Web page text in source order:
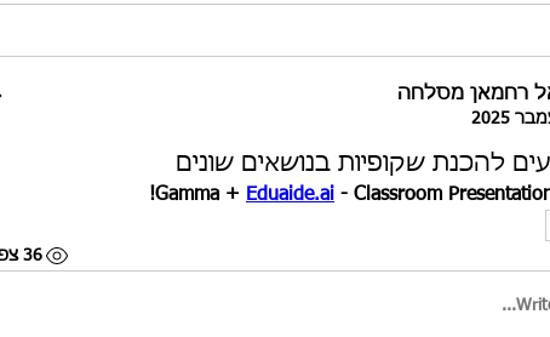
רחמאן מסלחה
להכנת שקופיות בנושאים שונים
Eduaide.ai - Classroom
36 צפיות